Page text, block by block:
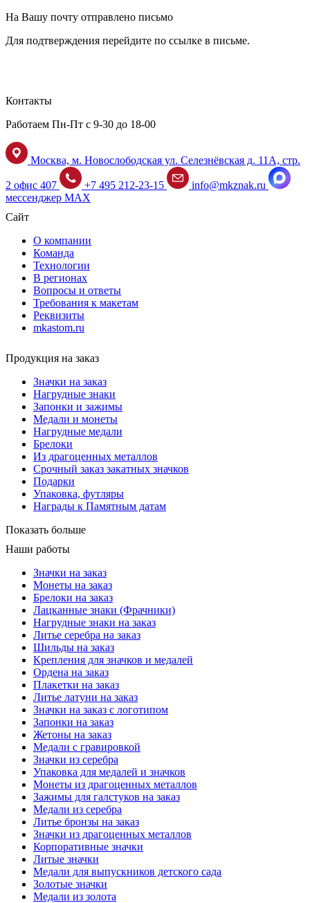
На Вашу почту отправлено письмо
Для подтверждения перейдите по ссылке в письме.
Контакты
Работаем Пн-Пт с 9-30 до 18-00
Москва, м. Новослободская ул. Селезнёвская д. 11А, стр.
2 офис 407 +7 495 212-23-15
info@mkznak.ru
мессенджер MAX
Сайт
О компании
Команда
Технологии
В регионах
Вопросы и ответы
Требования к макетам
Реквизиты
mkastom.ru
Продукция на заказ
Значки на заказ
Нагрудные знаки
Запонки и зажимы
Медали и монеты
Нагрудные медали
Брелоки
Из драгоценных металлов
Срочный заказ закатных значков
Подарки
Упаковка, футляры
Награды к Памятным датам
Показать больше
Наши работы
Значки на заказ
Монеты на заказ
Брелоки на заказ
Лацканные знаки (Фрачники)
Нагрудные знаки на заказ
Литье серебра на заказ
Шильды на заказ
Крепления для значков и медалей
Ордена на заказ
Плакетки на заказ
Литье латуни на заказ
Значки на заказ с логотипом
Запонки на заказ
Жетоны на заказ
Медали с гравировкой
Значки из серебра
Упаковка для медалей и значков
Монеты из драгоценных металлов
Зажимы для галстуков на заказ
Медали из серебра
Литье бронзы на заказ
Значки из драгоценных металлов
Корпоративные значки
Литые значки
Медали для выпускников детского сада
Золотые значки
Медали из золота